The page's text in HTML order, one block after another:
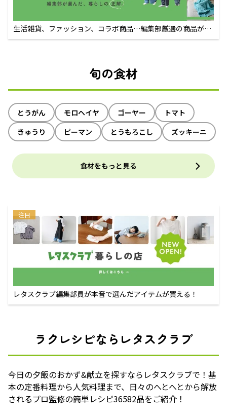
生活雑貨、ファッション、コラボ商品…編集部厳選の商品が買
えるECサイト
旬の食材
とうがん モロヘイヤ ゴーヤー
トマト
きゅうり
ピーマン とうもろこし ズッキーニ
食材をもっと見る
注目
レタスクラブ編集部員が本音で選んだアイテムが買える！
ラクレシピならレタスクラブ
今日の夕飯のおかず&献立を探すならレタスクラブで！基
本の定番料理から人気料理まで、日々のへとへとから解放
されるプロ監修の簡単レシピ36582品をご紹介！